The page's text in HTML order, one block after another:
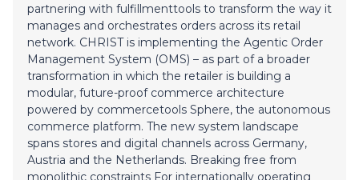
partnering with fulfillmenttools to transform the way it
manages and orchestrates orders across its retail
network. CHRIST is implementing the Agentic Order
Management System (OMS) – as part of a broader
transformation in which the retailer is building a
modular, future-proof commerce architecture
powered by commercetools Sphere, the autonomous
commerce platform. The new system landscape
spans stores and digital channels across Germany,
Austria and the Netherlands. Breaking free from
monolithic constraints For internationally operating